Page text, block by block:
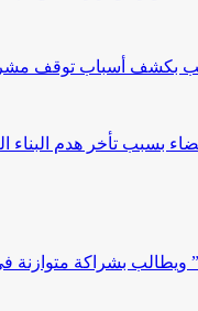
بكشف أسباب توقف
بسبب تأخر هدم البناء
بشراكة متوازنة